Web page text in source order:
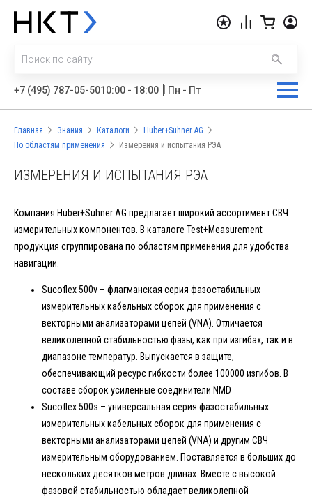
+7 (495) 787-05-5010:00 - 18:00 Пн - Пт
Главная Знания Каталоги
Huber+Suhner AG
По областям применения
Измерения и испытания РЭА
ИЗМЕРЕНИЯ И ИСПЫТАНИЯ РЭА
Компания Huber+Suhner AG предлагает широкий ассортимент СВЧ
измерительных компонентов. В каталоге Test+Measurement
продукция сгруппирована по областям применения для удобства
навигации.
Sucoflex 500v – флагманская серия фазостабильных
измерительных кабельных сборок для применения с
векторными анализаторами цепей (VNA). Отличается
великолепной стабильностью фазы, как при изгибах, так и в
диапазоне температур. Выпускается в защите,
обеспечивающий ресурс гибкости более 100000 изгибов. В
составе сборок усиленные соединители NMD
Sucoflex 500s – универсальная серия фазостабильных
измерительных кабельных сборок для применения с
векторными анализаторами цепей (VNA) и другим СВЧ
измерительным оборудованием. Поставляется в больших до
нескольких десятков метров длинах. Вместе с высокой
фазовой стабильностью обладает великолепной